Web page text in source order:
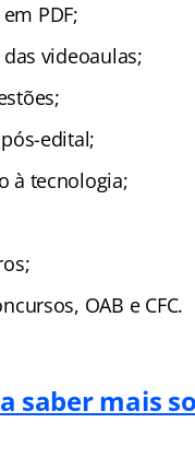
PDF;
videoaulas;
edital;
à tecnologia;
OAB e CFC.
saber mais